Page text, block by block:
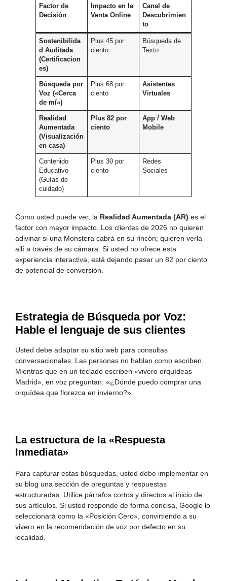
Factor de
Decisión
Impacto en la
Venta Online
Canal de
Descubrimien
to
Sostenibilida
d Auditada
(Certificacion
es)
Plus 45 por
ciento
Búsqueda de
Texto
Búsqueda por
Voz («Cerca
de mí»)
Plus 68 por
ciento
Asistentes
Virtuales
Realidad
Aumentada
(Visualización
en casa)
Plus 82 por
ciento
App / Web
Mobile
Contenido
Educativo
(Guías de
cuidado)
Plus 30 por
ciento
Redes
Sociales
Como usted puede ver, la Realidad Aumentada (AR) es el
factor con mayor impacto. Los clientes de 2026 no quieren
adivinar si una Monstera cabrá en su rincón; quieren verla
allí a través de su cámara. Si usted no ofrece esta
experiencia interactiva, está dejando pasar un 82 por ciento
de potencial de conversión.
Estrategia de Búsqueda por Voz:
Hable el lenguaje de sus clientes
Usted debe adaptar su sitio web para consultas
conversacionales. Las personas no hablan como escriben.
Mientras que en un teclado escriben «vivero orquídeas
Madrid», en voz preguntan: «¿Dónde puedo comprar una
orquídea que florezca en invierno?».
La estructura de la «Respuesta
Inmediata»
Para capturar estas búsquedas, usted debe implementar en
su blog una sección de preguntas y respuestas
estructuradas. Utilice párrafos cortos y directos al inicio de
sus artículos. Si usted responde de forma concisa, Google lo
seleccionará como la «Posición Cero», convirtiendo a su
vivero en la recomendación de voz por defecto en su
localidad.